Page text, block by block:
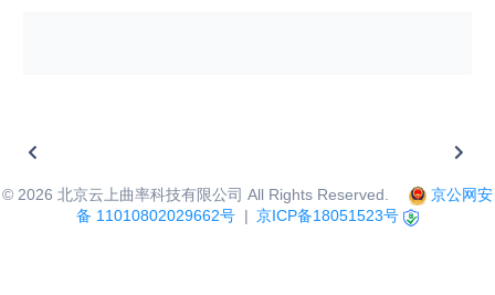
© 2026 北京云上曲率科技有限公司 All Rights Reserved.
京公网安
备 11010802029662号 | 京ICP备18051523号